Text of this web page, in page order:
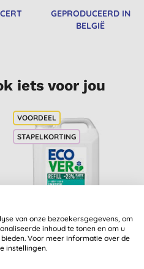
GEPRODUCEERD IN
BELGIË
iets voor jou
STAPELKORTING
Ecover Vloeibaar
Wasmiddel Universal
van onze bezoekersgegevens, om
inhoud te tonen en om u
Voor meer informatie over de
instellingen.